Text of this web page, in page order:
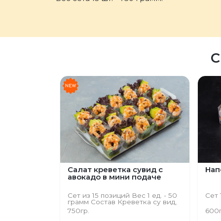
Салат креветка сувид с
авокадо в мини подаче
Сет из 15 позиций Вес 1 ед. - 50
грамм Состав Креветка су вид,
гуакамоле, свит чили, руккола,
лола-росса, авокадо
750гр.
Сет